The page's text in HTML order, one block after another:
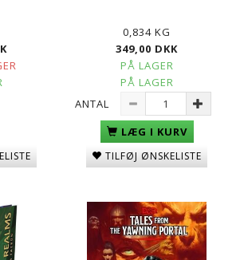
0,834 KG
349,00 DKK
PÅ LAGER
PÅ LAGER
ANTAL
LÆG I KURV
TILFØJ ØNSKELISTE